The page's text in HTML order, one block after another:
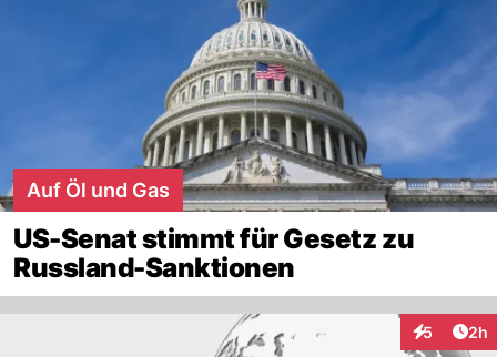
Auf Öl und Gas
US-Senat stimmt für Gesetz zu
Russland-Sanktionen
5 2h